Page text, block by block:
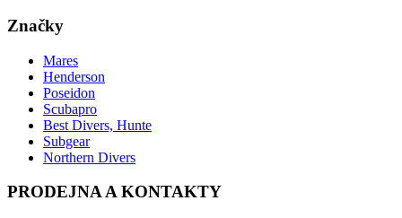
Značky
Mares
Henderson
Poseidon
Scubapro
Best Divers, Hunte
Subgear
Northern Divers
PRODEJNA A KONTAKTY